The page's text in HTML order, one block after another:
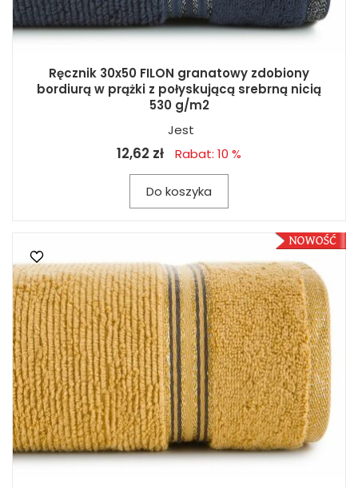
Ręcznik 30x50 FILON granatowy zdobiony
bordiurą w prążki z połyskującą srebrną nicią
530 g/m2
Jest
12,62 zł Rabat: 10 %
Do koszyka